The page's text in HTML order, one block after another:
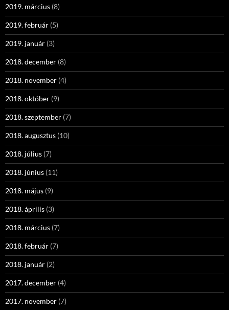
2019. március (8)
2019. február (5)
2019. január (3)
2018. december (8)
2018. november (4)
2018. október (9)
2018. szeptember (7)
2018. augusztus (10)
2018. július (7)
2018. június (11)
2018. május (9)
2018. április (3)
2018. március (7)
2018. február (7)
2018. január (2)
2017. december (4)
2017. november (7)